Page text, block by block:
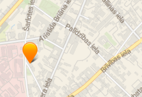
отношениях
Психолог
симптомы
Психотерапевт
для пар
для подростков
ментализацию психотерапия
питания
Траур